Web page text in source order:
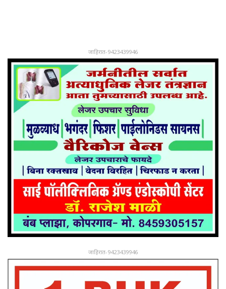
जाहिरात-9423439946
जाहिरात-9423439946